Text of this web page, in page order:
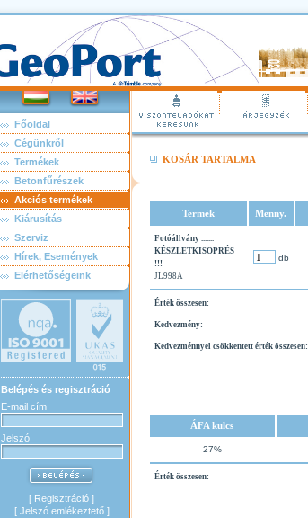
Főoldal
Cégünkről
Termékek
Betonfűrészek
Akciós termékek
Kiárusítás
Szerviz
Hírek, Események
Elérhetőségeink
Belépés és regisztráció
E-mail cím
Jelszó
[ Regisztráció ]
[ Jelszó emlékeztető]
KOSÁR TARTALMA
Termék Menny.
Fotóállvány .......
KÉSZLETKISÖPRÉS
!!!
JL998A
db
Érték összesen:
Kedvezmény:
Kedvezménnyel csökkentett érték összesen:
ÁFA kulcs
27%
Érték összesen: